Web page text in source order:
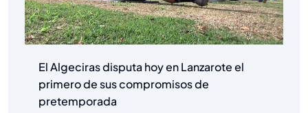
El Algeciras disputa hoy en Lanzarote el
primero de sus compromisos de
pretemporada